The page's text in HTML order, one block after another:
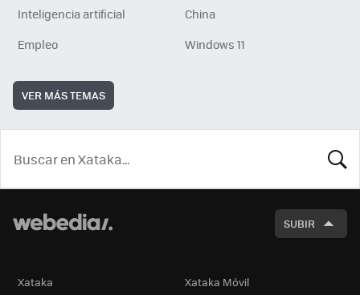
Inteligencia artificial
China
Empleo
Windows 11
VER MÁS TEMAS
SUBIR
Xataka Xataka Móvil